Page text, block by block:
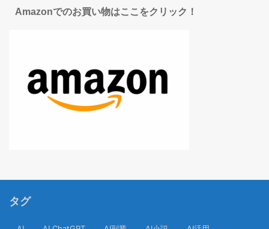
Amazonでのお買い物はここをクリック！
タグ